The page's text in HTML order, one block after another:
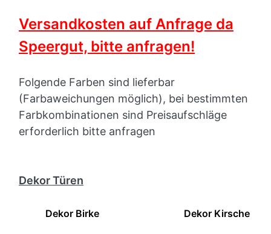
Versandkosten auf Anfrage da
Speergut, bitte anfragen!
Folgende Farben sind lieferbar
(Farbaweichungen möglich), bei bestimmten
Farbkombinationen sind Preisaufschläge
erforderlich bitte anfragen
Dekor Türen
Dekor Birke Dekor Kirsche